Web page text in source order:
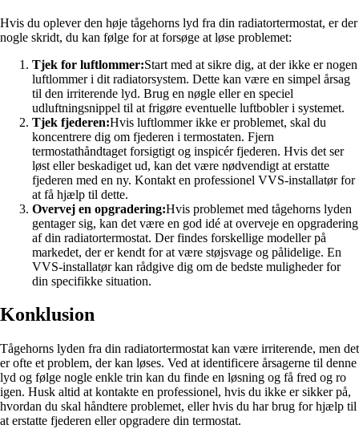
Hvis du oplever den høje tågehorns lyd fra din radiatortermostat, er der
nogle skridt, du kan følge for at forsøge at løse problemet:
Tjek for luftlommer:Start med at sikre dig, at der ikke er nogen
luftlommer i dit radiatorsystem. Dette kan være en simpel årsag
til den irriterende lyd. Brug en nøgle eller en speciel
udluftningsnippel til at frigøre eventuelle luftbobler i systemet.
Tjek fjederen:Hvis luftlommer ikke er problemet, skal du
koncentrere dig om fjederen i termostaten. Fjern
termostathåndtaget forsigtigt og inspicér fjederen. Hvis det ser
løst eller beskadiget ud, kan det være nødvendigt at erstatte
fjederen med en ny. Kontakt en professionel VVS-installatør for
at få hjælp til dette.
Overvej en opgradering:Hvis problemet med tågehorns lyden
gentager sig, kan det være en god idé at overveje en opgradering
af din radiatortermostat. Der findes forskellige modeller på
markedet, der er kendt for at være støjsvage og pålidelige. En
VVS-installatør kan rådgive dig om de bedste muligheder for
din specifikke situation.
Konklusion
Tågehorns lyden fra din radiatortermostat kan være irriterende, men det
er ofte et problem, der kan løses. Ved at identificere årsagerne til denne
lyd og følge nogle enkle trin kan du finde en løsning og få fred og ro
igen. Husk altid at kontakte en professionel, hvis du ikke er sikker på,
hvordan du skal håndtere problemet, eller hvis du har brug for hjælp til
at erstatte fjederen eller opgradere din termostat.